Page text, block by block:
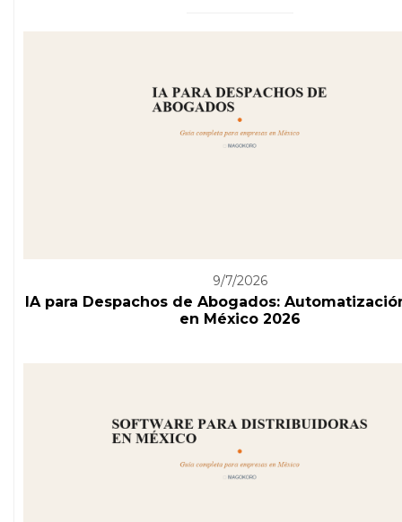
9/7/2026
IA para Despachos de Abogados:
en México 2026